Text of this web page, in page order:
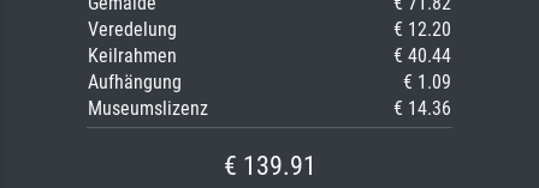
Veredelung
€ 12.20
Keilrahmen
€ 40.44
Aufhängung
€ 1.09
Museumslizenz
€ 14.36
€ 139.91